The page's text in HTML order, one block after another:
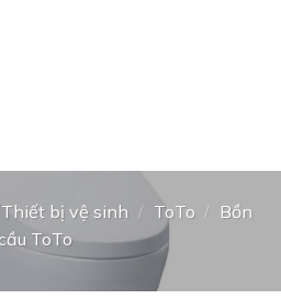
Thiết bị vệ sinh / ToTo / Bồn
ToTo